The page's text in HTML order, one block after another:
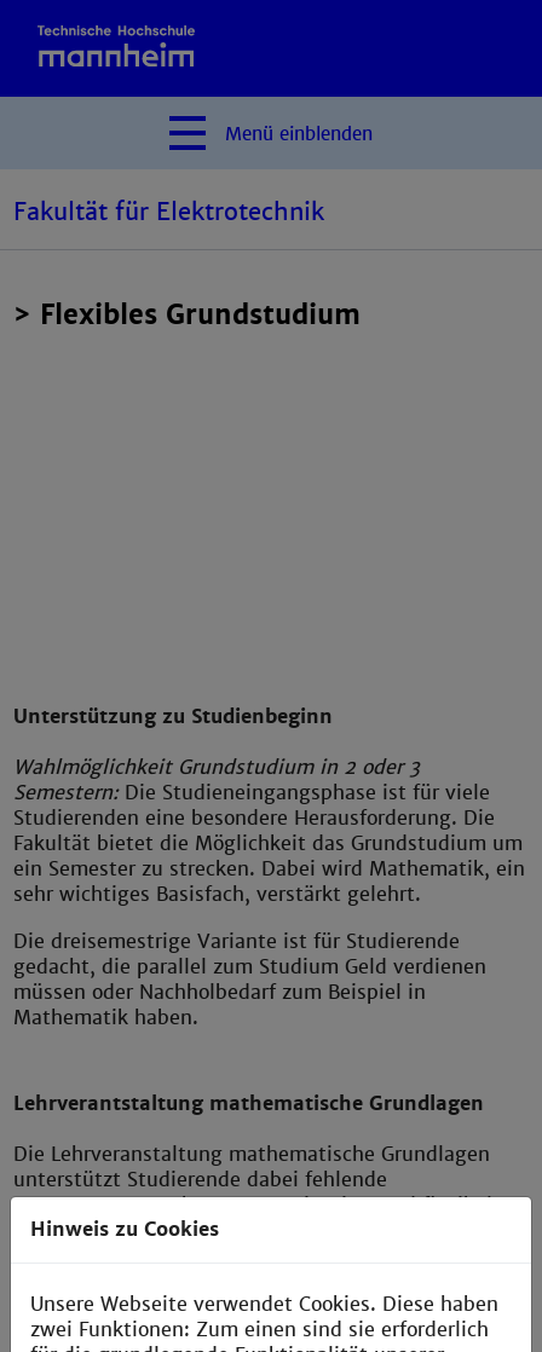
Menü einblenden
Fakultät für Elektrotechnik
> Flexibles Grundstudium
Unterstützung zu Studienbeginn
Wahlmöglichkeit Grundstudium in 2 oder 3
Semestern: Die Studieneingangsphase ist für viele
Studierenden eine besondere Herausforderung. Die
Fakultät bietet die Möglichkeit das Grundstudium um
ein Semester zu strecken. Dabei wird Mathematik, ein
sehr wichtiges Basisfach, verstärkt gelehrt.
Die dreisemestrige Variante ist für Studierende
gedacht, die parallel zum Studium Geld verdienen
müssen oder Nachholbedarf zum Beispiel in
Mathematik haben.
Lehrverantstaltung mathematische Grundlagen
Die Lehrveranstaltung mathematische Grundlagen
unterstützt Studierende dabei fehlende
Voraussetzungen kompetenzorientiert und flexibel zu
erlernen. Mit Abschluss dieser Lehrveranstaltung
Unterrichtsstil und basierend auf dem Konzept des
integrierten Lernens werden notwendige
Hinweis zu Cookies
Unsere Webseite verwendet Cookies. Diese haben
zwei Funktionen: Zum einen sind sie erforderlich